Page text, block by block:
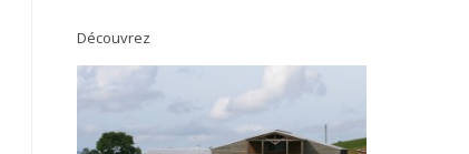
Découvrez